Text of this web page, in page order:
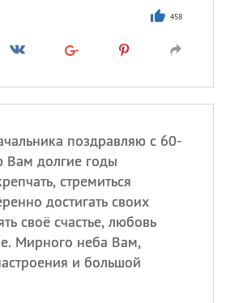
458
поздравляю с 60-
Вам долгие годы
стремиться
достигать своих
своё счастье, любовь
Мирного неба Вам,
и большой